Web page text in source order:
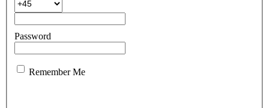
Password
Remember Me